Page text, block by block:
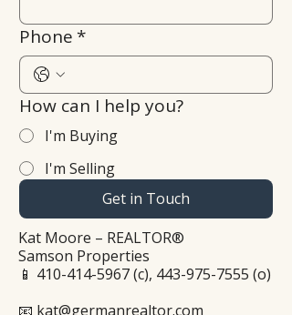
Phone *
How can I help you?
I'm Buying
I'm Selling
Get in Touch
Kat Moore – REALTOR®
Samson Properties
📱 410-414-5967(c), 443-975-7555 (o)
📧 kat@germanrealtor.com